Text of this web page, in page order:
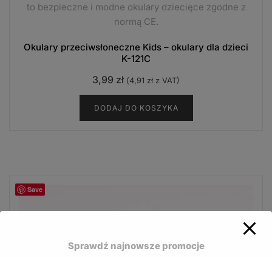
to bezpieczne i modne okulary dziecięce zgodne z
normą CE.
Okulary przeciwsłoneczne Kids – okulary dla dzieci
K-121C
3,99 zł (4,91 zł z VAT)
DODAJ DO KOSZYKA
Save
Sprawdź najnowsze promocje